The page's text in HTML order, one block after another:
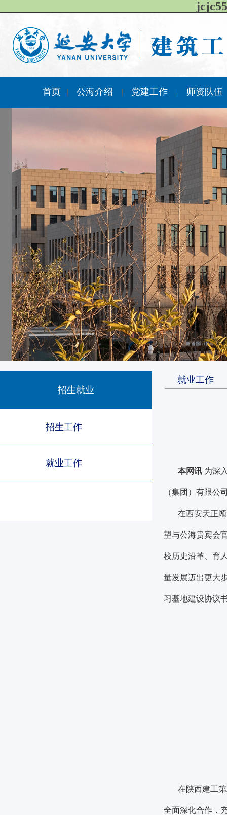
首页 | 公海介绍 | 党建工作 | 师资队伍
招生就业
招生工作
就业工作
就业工作
本网讯 为深
（集团）有限公
在西安天正
望与公海贵宾会
校历史沿革、育
量发展迈出更大
习基地建设协议
在陕西建工
全面深化合作，